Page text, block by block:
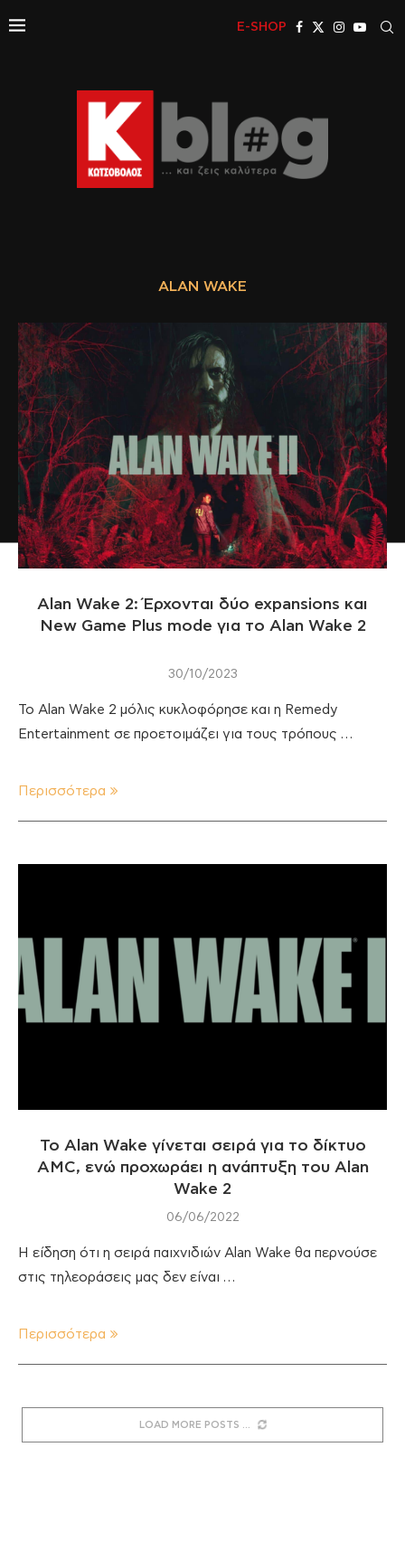
E-SHOP
ALAN WAKE
Alan Wake 2: Έρχονται δύο expansions και
New Game Plus mode για το Alan Wake 2
30/10/2023
Το Alan Wake 2 μόλις κυκλοφόρησε και η Remedy
Entertainment σε προετοιμάζει για τους τρόπους …
Περισσότερα
Το Alan Wake γίνεται σειρά για το δίκτυο
AMC, ενώ προχωράει η ανάπτυξη του Alan
Wake 2
06/06/2022
Η είδηση ότι η σειρά παιχνιδιών Alan Wake θα περνούσε
στις τηλεοράσεις μας δεν είναι …
Περισσότερα
LOAD MORE POSTS